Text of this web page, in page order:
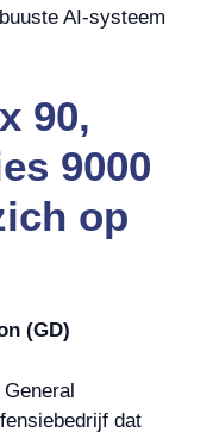
AI-systeem
90,
9000
op
(GD)
dat